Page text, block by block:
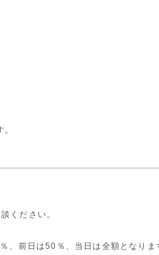
ください。
、前日は50％、当日は全額となりま